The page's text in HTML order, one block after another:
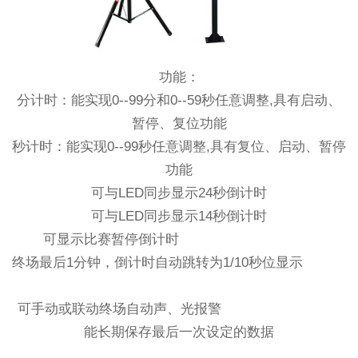
功能：
分计时：能实现0--99分和0--59秒任意调整,具有启动、
暂停、复位功能
秒计时：能实现0--99秒任意调整,具有复位、启动、暂停
功能
可与LED同步显示24秒倒计时
可与LED同步显示14秒倒计时
可显示比赛暂停倒计时
终场最后1分钟，倒计时自动跳转为1/10秒位显示
可手动或联动终场自动声、光报警
能长期保存最后一次设定的数据